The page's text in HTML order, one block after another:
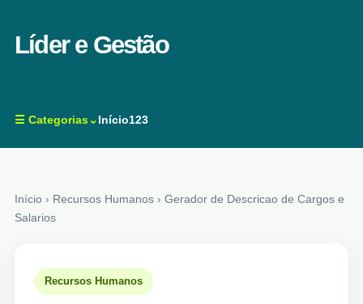
Líder e Gestão
☰ Categorias⌄Início123
Início › Recursos Humanos › Gerador de Descricao de Cargos e
Salarios
Recursos Humanos